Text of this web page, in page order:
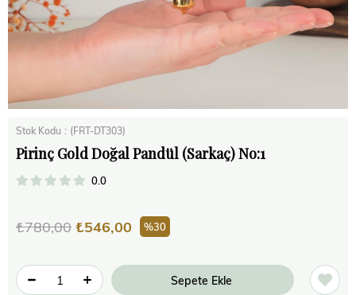
Stok Kodu (FRT-DT303)
Pirinç Gold Doğal Pandül (Sarkaç) No:1
0.0
₺780,00 ₺546,00 30